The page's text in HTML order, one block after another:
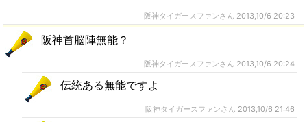
阪神タイガースファンさん 2013,10/6 20:23
阪神首脳陣無能？
阪神タイガースファンさん 2013,10/6 20:24
伝統ある無能ですよ
阪神タイガースファンさん 2013,10/6 21:46